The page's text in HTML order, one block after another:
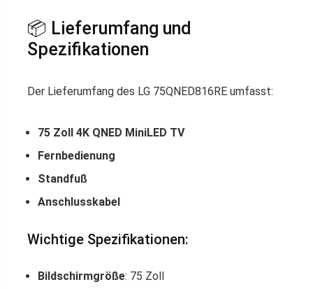
📦 Lieferumfang und
Spezifikationen
Der Lieferumfang des LG 75QNED816RE umfasst:
75 Zoll 4K QNED MiniLED TV
Fernbedienung
Standfuß
Anschlusskabel
Wichtige Spezifikationen:
Bildschirmgröße: 75 Zoll